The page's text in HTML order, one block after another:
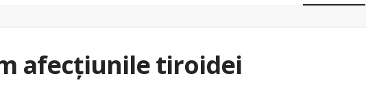
afecțiunile tiroidei